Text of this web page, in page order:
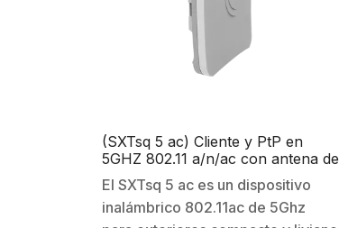
(SXTsq 5 ac) Cliente y PtP en
5GHZ 802.11 a/n/ac con antena de
16 dBi de 23°, Hasta 316 mW de
Potencia
El SXTsq 5 ac es un dispositivo
inalámbrico 802.11ac de 5Ghz